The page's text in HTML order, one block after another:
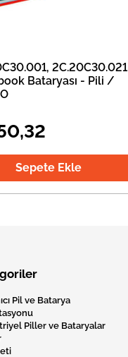
2C.20C30.021
Bataryası - Pili /
Sepete Ekle
Pil ve Batarya
Piller ve Bataryalar